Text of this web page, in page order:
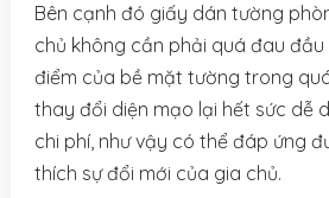
Bên cạnh đó giấy dán tường
chủ không cần phải quá đau
điểm của bề mặt tường trong
thay đổi diện mạo lại hết sức dễ
chi phí, như vậy có thể đáp ứng
thích sự đổi mới của gia chủ.